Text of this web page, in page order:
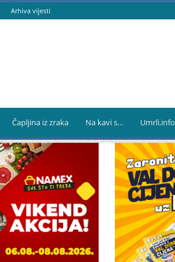
Arhiva vijesti
Čapljina iz zraka Na kavi s… Umrli.info